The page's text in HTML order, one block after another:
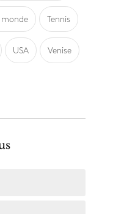
monde Tennis
USA Venise